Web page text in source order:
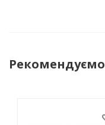
Рекомендуємо